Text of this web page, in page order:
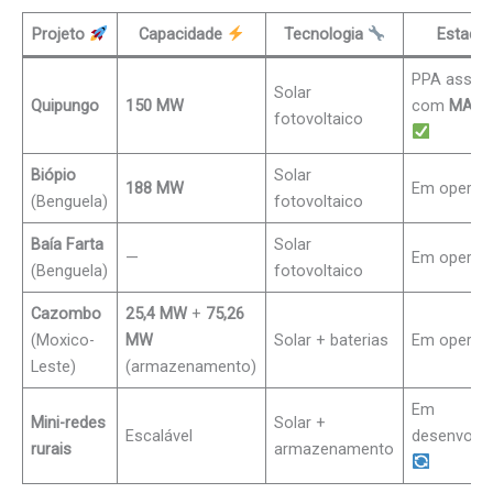
Projeto Capacidade Tecnologia Estado
Quipungo 150 MW
Solar
fotovoltaico
PPA
com
Biópio
(Benguela)
188 MW
Solar
fotovoltaico
Em
Baía Farta
(Benguela)
—
Solar
fotovoltaico
Em
Cazombo
(Moxico-
Leste)
25,4 MW + 75,26
MW
(armazenamento)
Solar + baterias Em
Mini-redes
rurais
Escalável
Solar +
armazenamento
Em